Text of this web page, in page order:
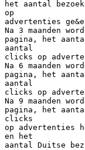
het aantal
op
advertenties
Na 3 maanden
pagina, het
aantal
clicks op
Na 6 maanden
pagina, het
aantal
clicks op
Na 9 maanden
pagina, het
clicks
op advertenties
en het
aantal Duitse